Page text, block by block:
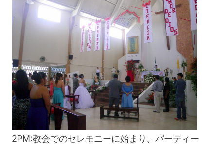
2PM:教会でのセレモニーに始まり、パーティー